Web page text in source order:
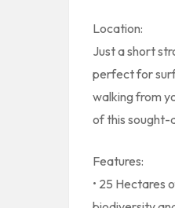
Location:
Just a short
perfect for
walking from
of this sought-
Features:
• 25 Hectares